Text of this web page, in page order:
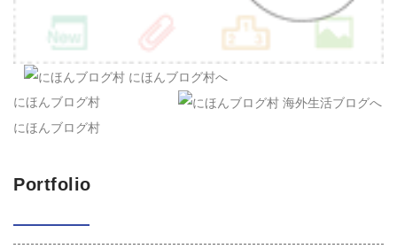
にほんブログ村
にほんブログ村
Portfolio